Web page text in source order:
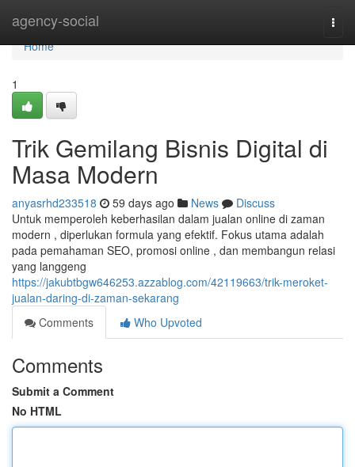
agency-social
Home
Home
1
Trik Gemilang Bisnis Digital di
Masa Modern
anyasrhd233518 59 days ago News
Discuss
Untuk memperoleh keberhasilan dalam jualan online di zaman
modern , diperlukan formula yang efektif. Fokus utama adalah
pada pemahaman SEO, promosi online , dan membangun relasi
yang langgeng
https://jakubtbgw646253.azzablog.com/42119663/trik-meroket-
jualan-daring-di-zaman-sekarang
Comments
Who Upvoted
Comments
Submit a Comment
No HTML